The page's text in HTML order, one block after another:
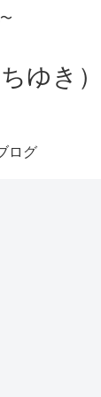
ゆき）
ログ